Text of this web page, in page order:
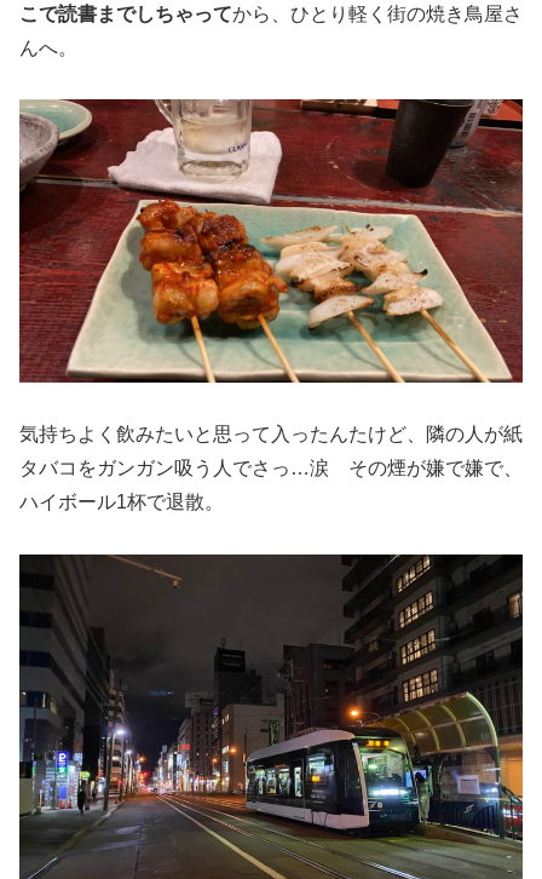
こで読書までしちゃってから、ひとり軽く街の焼き鳥屋さ
んへ。
気持ちよく飲みたいと思って入ったんたけど、隣の人が紙
タバコをガンガン吸う人でさっ…涙 その煙が嫌で嫌で、
ハイボール1杯で退散。